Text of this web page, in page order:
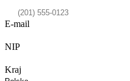
E-mail
NIP
Kraj